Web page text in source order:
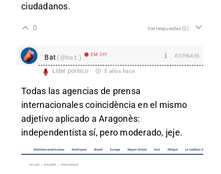
ciudadanos.
0 Ver respuestas(2)
Bat (@bat) EM Off #2096436
Líder político 5 años hace
Todas las agencias de prensa
internacionales coincidència en el mismo
adjetivo aplicado a Aragonès:
independentista sí, pero moderado, jeje.